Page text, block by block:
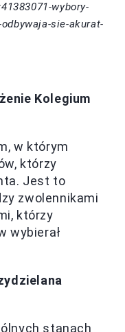
wybory-
sie-akurat-
Kolegium
w którym
którzy
Jest to
zwolennikami
którzy
wybierał
stanach